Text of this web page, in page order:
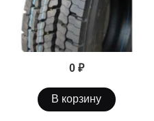
0 ₽
В корзину